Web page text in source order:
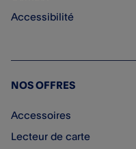
Accessibilité
NOS OFFRES
Accessoires
Lecteur de carte